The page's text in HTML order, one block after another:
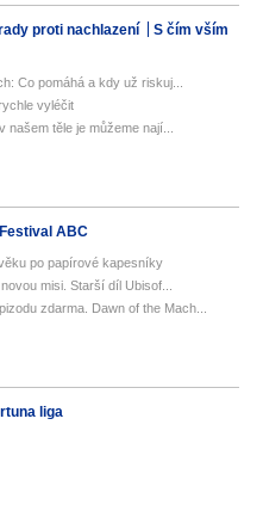
proti nachlazení
S čím vším
Co pomáhá a kdy už riskuj...
vyléčit
těle je můžeme nají...
Festival ABC
po papírové kapesníky
misi. Starší díl Ubisof...
zdarma. Dawn of the Mach...
liga